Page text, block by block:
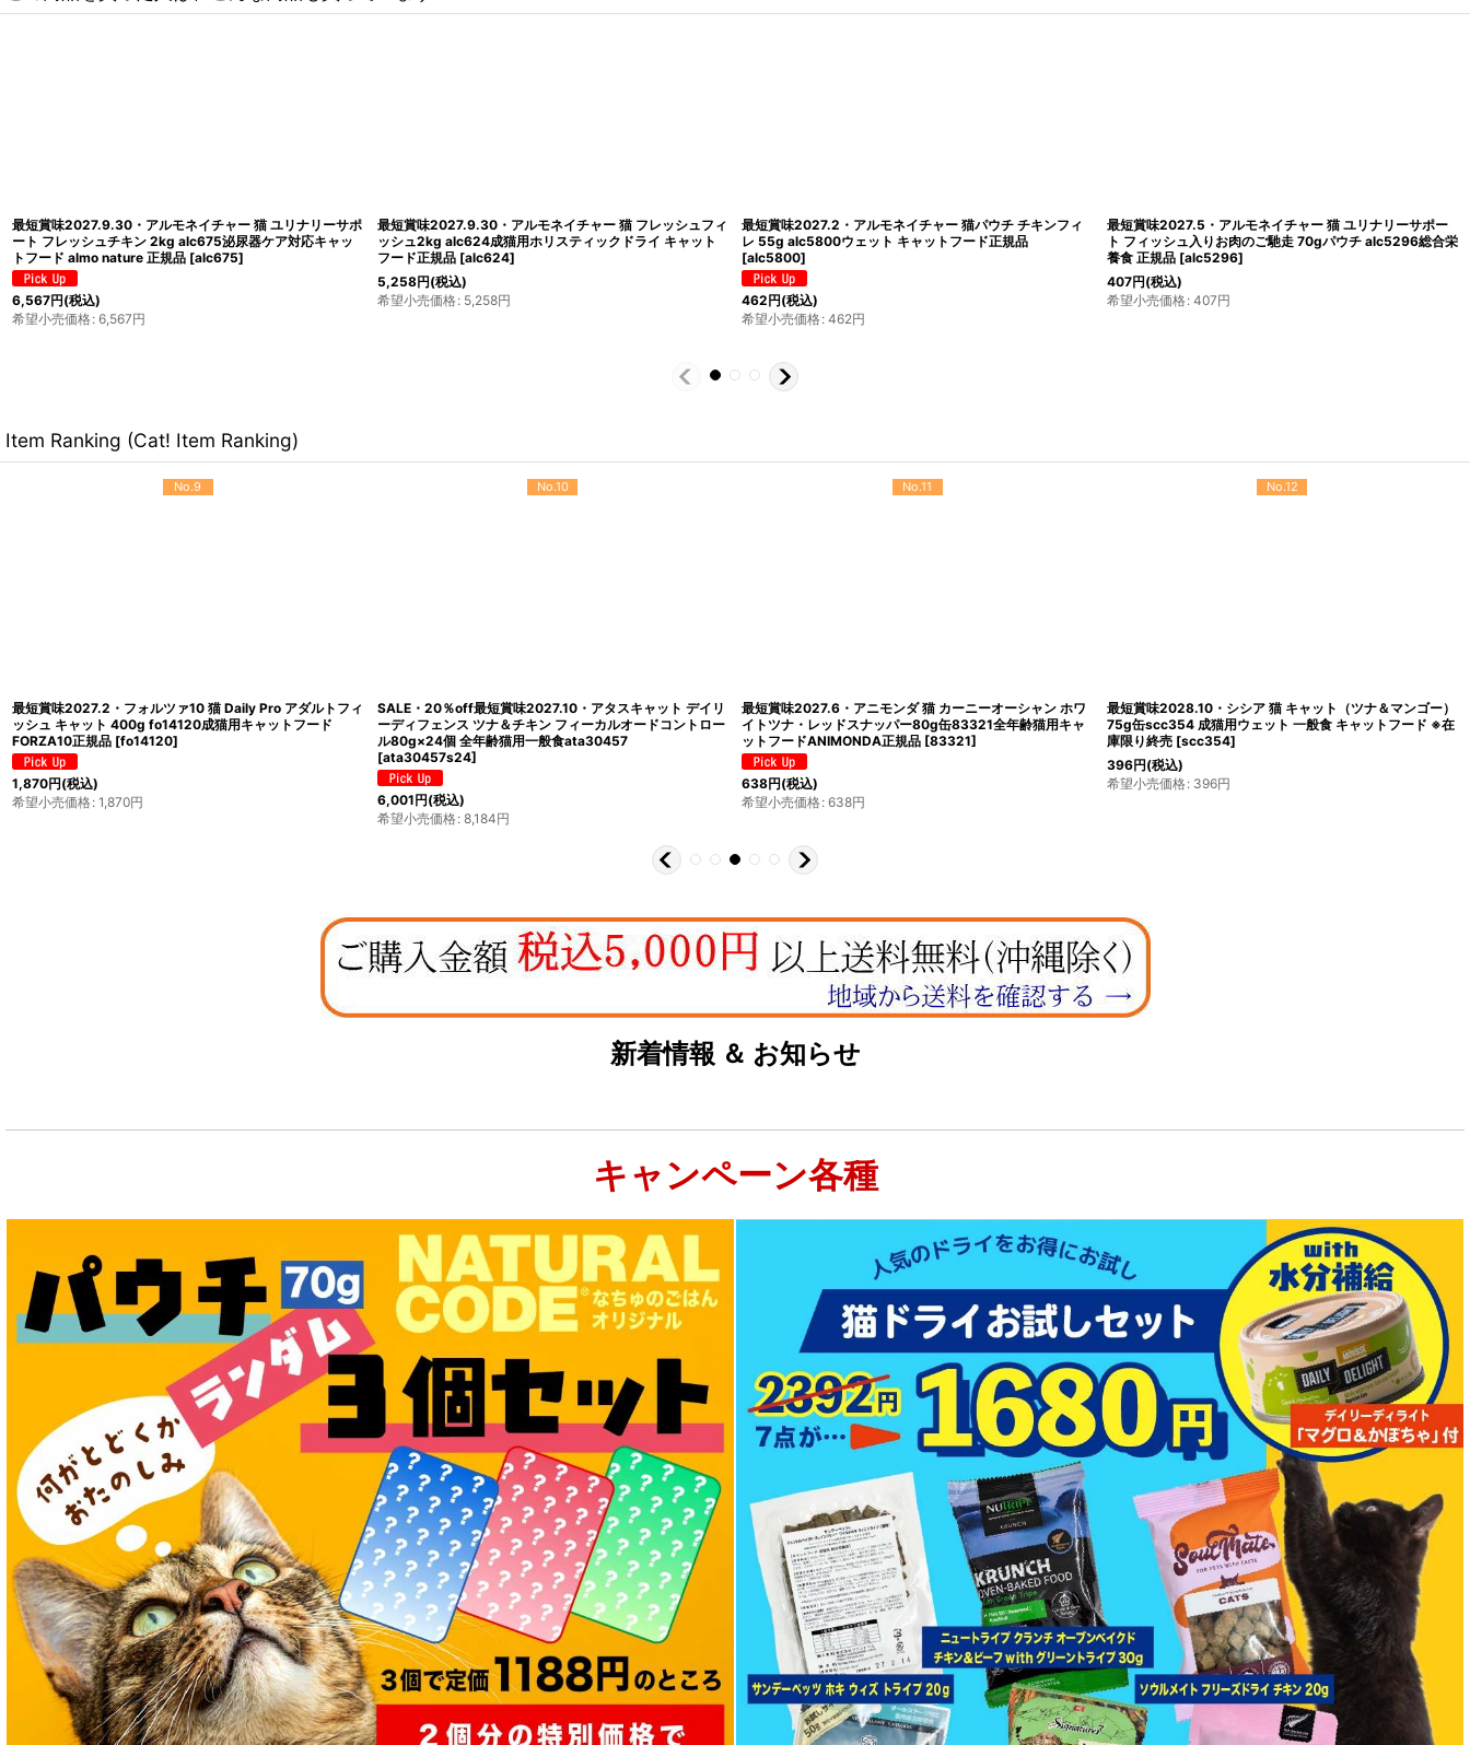
ー
合栄
最短賞味2027.8・アルモネイチャー 猫ステアライズド避
妊・去勢たら、チキン入りお肉マルチパック
（alc5290×3、alc5291×3）alc529091正規品
[alc529091
2,200円 (税込)
最短賞味2027.8.31・アルモネイチャー 猫 フレッシュフィ
ッシュ400g alc604成猫用ホリスティック キャットフード
almo nature 正規品
1,639円(税込)
最短賞味2027.7.31・アルモネイチャー 猫 ユリナリーサポ
ート フレッシュチキン 400g alc665泌尿器ケア対応キャ
ットフード 正規品
1,969円
希望小売価格: 1,969
最短賞味2027.8・アルモネイチャー 猫 ファンクショナ
ル・ユリナリーサポート サーモン入りお肉のご馳走
alc5300泌尿器ケア 正規品
407円(税込)
Item Ranking (Cat! Item Ranking)
No.9
最短賞味2027.2・フォルツァ10 猫 Daily Pro アダルトフィ
ッシュ キャット 400g fo14120成猫用キャットフード
FORZA10正規品 [fo14120]
1,870円(税込)
希望小売価格: 1,870円
No.10
SALE・20％off最短賞味2027.10・アタスキャット デイリ
ーディフェンス ツナ＆チキン フィーカルオードコントロー
ル80g×24個 全年齢猫用一般食ata30457
[ata30457s24]
6,001円(税込)
希望小売価格: 8,184円
No.11
最短賞味2027.6・アニモンダ 猫 カーニーオーシャン ホワ
イトツナ・レッドスナッパー80g缶83321全年齢猫用キャ
ットフードANIMONDA正規品 [83321]
638円(税込)
希望小売価格: 638円
No.12
最短賞味2028.10・シシア 猫 キャット（ツナ＆マンゴー）
75g缶scc354 成猫用ウェット 一般食 キャットフード ※在
庫限り終売 [scc354]
396円(税込)
希望小売価格: 396円
新着情報 ＆ お知らせ
キャンペーン各種